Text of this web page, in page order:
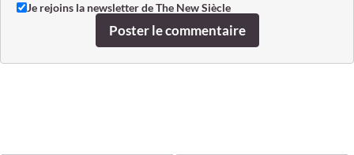
Je rejoins la newsletter de The New Siècle
Poster le commentaire